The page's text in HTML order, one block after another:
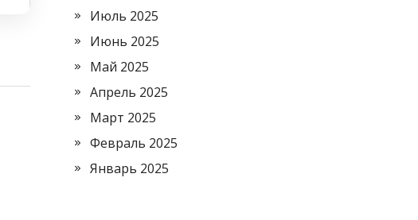
Июль 2025
Июнь 2025
Май 2025
Апрель 2025
Март 2025
Февраль 2025
Январь 2025